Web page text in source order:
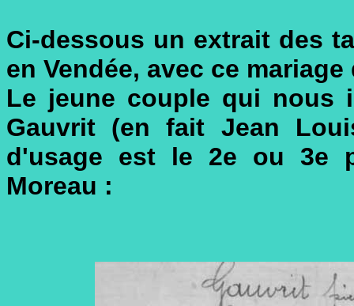
Ci-dessous un extrait des
en Vendée, avec ce
Le jeune couple qui nous
Gauvrit (en fait Jean
d'usage est le 2e ou 3e
Moreau :